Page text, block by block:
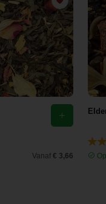
Vanaf € 3,66